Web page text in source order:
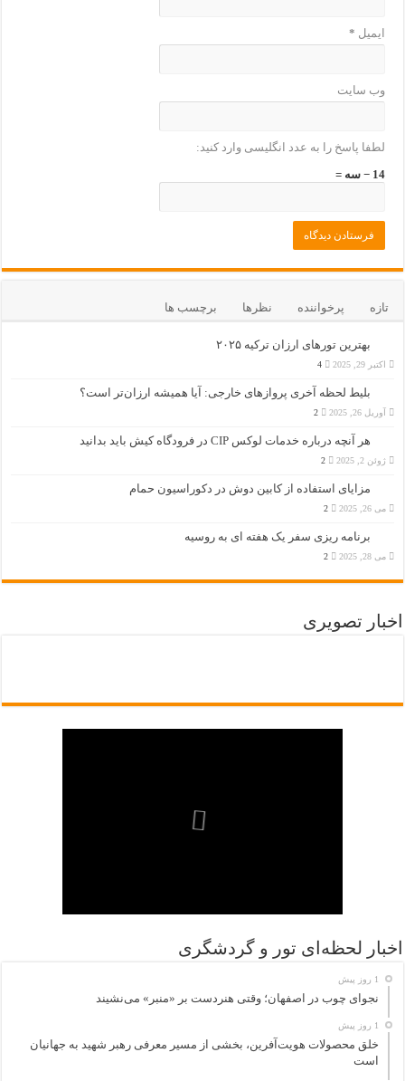
ایمیل *
وب‌ سایت
لطفا پاسخ را به عدد انگلیسی وارد کنید:
14 − سه =
تازه پرخواننده نظرها برچسب ها
بهترین تورهای ارزان ترکیه ۲۰۲۵
اکتبر 29, 2025 4
بلیط لحظه آخری پروازهای خارجی: آیا همیشه ارزان‌تر است؟
آوریل 26, 2025 2
هر آنچه درباره خدمات لوکس CIP در فرودگاه‌ کیش باید بدانید
ژوئن 2, 2025 2
مزایای استفاده از کابین دوش در دکوراسیون حمام
می 26, 2025 2
برنامه ریزی سفر یک هفته ای به روسیه
می 28, 2025 2
اخبار تصویری
اخبار لحظه‌ای تور و گردشگری
1 روز پیش
نجوای چوب در اصفهان؛ وقتی هنردست بر «منبر» می‌نشیند
1 روز پیش
خلق محصولات هویت‌آفرین، بخشی از مسیر معرفی رهبر شهید به جهانیان
است